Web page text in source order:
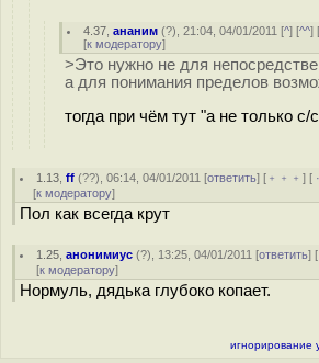
4.37 ,ананим (?), 21:04, 04/01/2011 [^] [^^]
[к модератору]
>Это нужно не для
а для понимания пределов
тогда при чём тут "а не только
1.13 ,ff (??), 06:14, 04/01/2011 [ответить] [ ﹢﹢﹢] [
[к модератору]
Пол как всегда крут
1.25 ,анонимиус (?), 13:25, 04/01/2011 [ответить] [
[к модератору]
Нормуль, дядька глубоко копает.
игнорирование